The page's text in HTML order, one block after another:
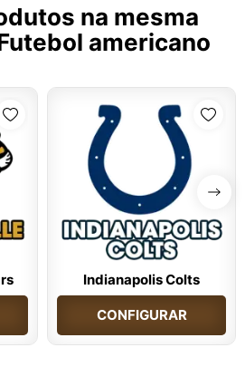
na mesma
americano
Indianapolis Colts
CONFIGURAR